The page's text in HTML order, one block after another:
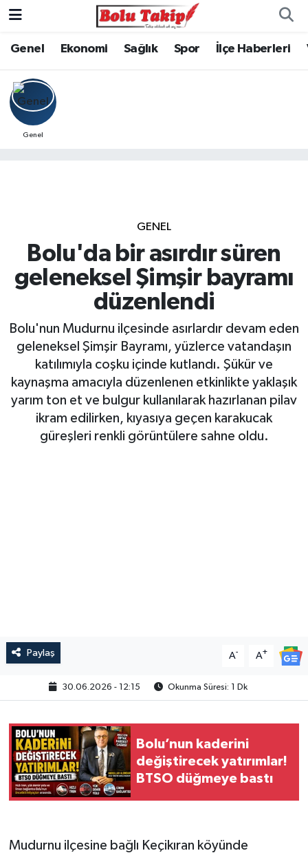
Genel Ekonomi Sağlık Spor İlçe Haberleri
Genel
GENEL
Bolu'da bir asırdır süren
geleneksel Şimşir bayramı
düzenlendi
Bolu'nun Mudurnu ilçesinde asırlardır devam eden
geleneksel Şimşir Bayramı, yüzlerce vatandaşın
katılımıyla coşku içinde kutlandı. Şükür ve
kaynaşma amacıyla düzenlenen etkinlikte yaklaşık
yarım ton et ve bulgur kullanılarak hazırlanan pilav
ikram edilirken, kıyasıya geçen karakucak
güreşleri renkli görüntülere sahne oldu.
Paylaş A- A+
30.06.2026 - 12:15 Okunma Süresi: 1 Dk
Bolu’nun kaderini
değiştirecek yatırımlar!
BTSO düğmeye bastı
Mudurnu ilçesine bağlı Keçikıran köyünde